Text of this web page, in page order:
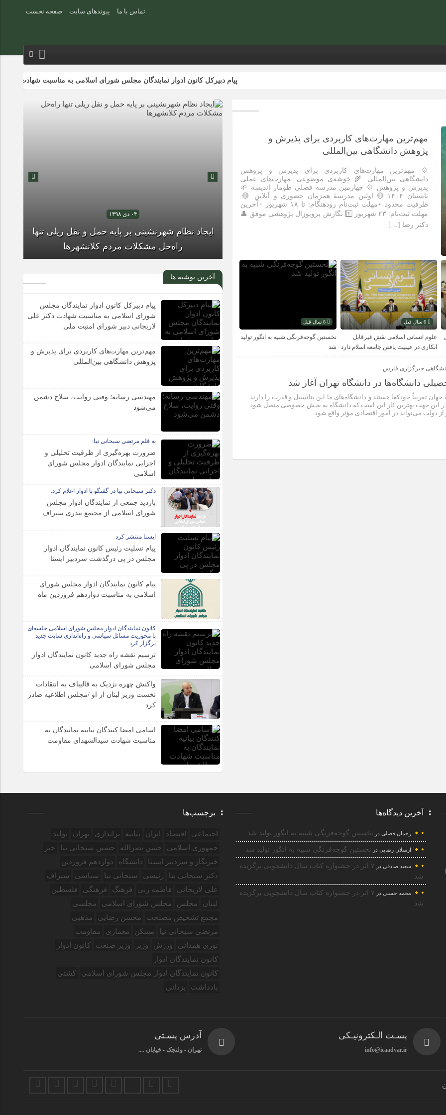
تماس با ما پیوندهای سایت صفحه نخست
پیام دبیرکل کانون ادوار نمایندگان مجلس شورای اسلامی به مناسبت شهادت دکتر علی
مهم‌ترین مهارت‌های کاربردی برای پذیرش و
پژوهش دانشگاهی بین‌المللی
💠 مهم‌ترین مهارت‌های کاربردی برای پذیرش و پژوهش
دانشگاهی بین‌المللی 🌾 خوشه‌ی موضوعی: مهارت‌های عملی
پذیرش و پژوهش 💠 چهارمین مدرسه فصلی طومار اندیشه 🌱
تابستان ۱۴۰۴ 🔴 اولین مدرسۀ همزمان حضوری و آنلاین 🔴
ظرفیت محدود ▪️مهلت ثبت‌نام زودهنگام: تا ۱۸ شهریور ▫️آخرین
مهلت ثبت‌نام: ۲۳ شهریور 1️⃣ نگارش پروپوزال پژوهشی موفق 👤
دکتر رضا […]
6 سال قبل
علوم انسانی اسلامی نقش غیرقابل
انکاری در عینیت یافتن جامعه اسلام دارد
6 سال قبل
نخستین گوجه‌فرنگی شبیه به انگور تولید
شد
خبرگزاری فارس
دانشگاه‌ها در دانشگاه تهران آغاز شد
تقریباً خودکفا هستند و دانشگاه‌های ما این پتانسیل و قدرت را دارند
در این جهت بهترین کار این است که دانشگاه به بخش خصوصی متصل شود
دولت می‌تواند در امور اقتصادی مؤثر واقع شود
۰۴ دی ۱۳۹۸
راه‌حل مشکلات مردم کلانشهرها
حال ناخوش داروخانه‌ها در رویارویی با مشکلات
مالی
آخرین نوشته ها
پیام دبیرکل کانون ادوار نمایندگان مجلس
شورای اسلامی به مناسبت شهادت دکتر علی
لاریجانی دبیر شورای امنیت ملی
مهم‌ترین مهارت‌های کاربردی برای پذیرش و
پژوهش دانشگاهی بین‌المللی
مهندسی رسانه؛ وقتی روایت، سلاح دشمن
می‌شود
به قلم مرتضی سبحانی نیا:
ضرورت بهره‌گیری از ظرفیت تحلیلی و
اجرایی نمایندگان ادوار مجلس شورای
اسلامی
دکتر سبحانی نیا در گفتگو با ادوار اعلام کرد:
بازدید جمعی از نمایندگان ادوار مجلس
شورای اسلامی از مجتمع بندری سیراف
ایسنا منتشر کرد
پیام تسلیت رئیس کانون نمایندگان ادوار
مجلس در پی درگذشت سردبیر ایسنا
پیام کانون نمایندگان ادوار مجلس شورای
اسلامی به مناسبت دوازدهم فروردین ماه
کانون نمایندگان ادوار مجلس شورای اسلامی جلسه‌ای
با محوریت مسائل سیاسی و راه‌اندازی سایت جدید
برگزار کرد
ترسیم نقشه راه جدید کانون نمایندگان ادوار
مجلس شورای اسلامی
واکنش چهره نزدیک به قالیباف به انتقادات
نخست وزیر لبنان از او /مجلس اطلاعیه صادر
کرد
اسامی امضا کنندگان بیانیه نمایندگان به
مناسبت شهادت سیدالشهدای مقاومت
آخرین دیدگاه‌ها
رحمان فضلی در نخستین گوجه‌فرنگی شبیه به انگور تولید شد
ارسلان رضایی در نخستین گوجه‌فرنگی شبیه به انگور تولید شد
سعید صادقی در
۷ اثر در جشنواره کتاب سال دانشجویی برگزیده
شد
محمد حسنی در
۷ اثر در جشنواره کتاب سال دانشجویی برگزیده
شد
برچسب‌ها
اجتماعی اقتصاد ایران بیانیه تراندازی تهران
تولید
جمهوری اسلامی
حسن نصرالله حسین سبحانی نیا
خبر
خبرنگار و سردبیر ایسنا
دانشگاه
دوازدهم فروردین‌
دکتر سبحانی نیا
رئیسی سبحانی نیا سیاسی
سیراف
علی لاریجانی
فاطمه ربی فرهنگ فرهنگی
فلسطین
لبنان
مجلس مجلس شورای اسلامی
مجلسی
مجمع تشخیص مصلحت
محسن رضایی
مذهبی
مرتضی سبحانی نیا
مسکن معماری
مقاومت
نوری همدانی
ورزش وزیر وزیر صنعت
کانون ادوار
کانون نمایندگان ادوار
کانون نمایندگان ادوار مجلس شورای اسلامی
کشتی
یادداشت
یزدانی
پسـت الـکترونیـکی
info@icaadvar.ir
آدرس پسـتی
تهران - ولنجک - خیابان ....